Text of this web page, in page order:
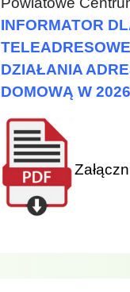
INFORMATOR
DZIAŁANIA
DOMOWĄ W